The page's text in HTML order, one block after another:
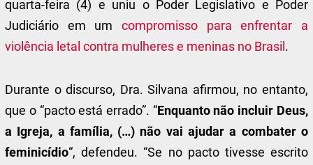
quarta-feira (4) e uniu o Poder Legislativo e Poder
Judiciário em um compromisso para enfrentar a
violência letal contra mulheres e meninas no Brasil .
Durante o discurso, Dra. Silvana afirmou, no entanto,
que o “pacto está errado”. “Enquanto não incluir Deus,
a Igreja, a família, (…) não vai ajudar a combater o
feminicídio“, defendeu. “Se no pacto tivesse escrito